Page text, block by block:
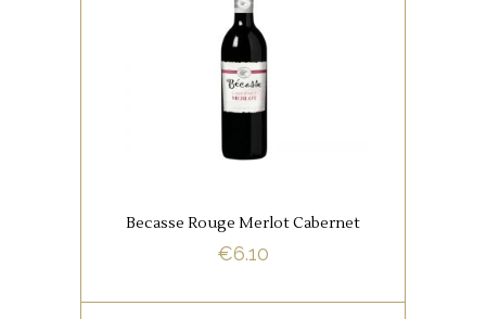
Deze rode wijn heeft een
bouquet van cassis en zwarte
bessen is mondvullend en
fluweelzacht.
Becasse Rouge Merlot Cabernet
€6.10